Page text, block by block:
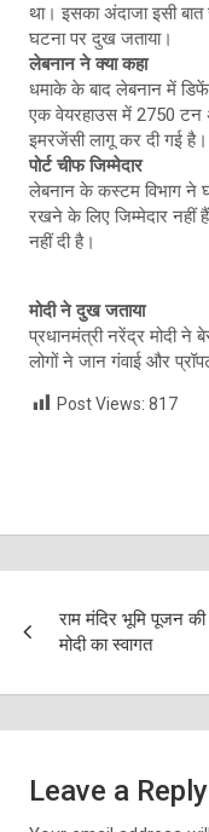
था। इसका अंदाजा इसी
घटना पर दुख जताया।
लेबनान ने क्या कहा
धमाके के बाद लेबनान में
एक वेयरहाउस में 2750 टन
इमरजेंसी लागू कर दी गई है।
पोर्ट चीफ जिम्मेदार
लेबनान के कस्टम विभाग ने
रखने के लिए जिम्मेदार नहीं
नहीं दी है।
मोदी ने दुख जताया
प्रधानमंत्री नरेंद्र मोदी
लोगों ने जान गंवाई और
Post Views: 817
navigation
राम मंदिर भूमि पूजन
मोदी का स्‍वागत
Leave a Reply